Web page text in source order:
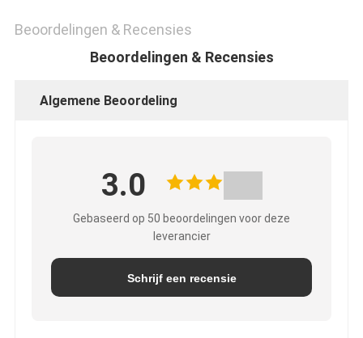
Beoordelingen & Recensies
Beoordelingen & Recensies
Algemene Beoordeling
3.0
Gebaseerd op 50 beoordelingen voor deze
leverancier
Schrijf een recensie